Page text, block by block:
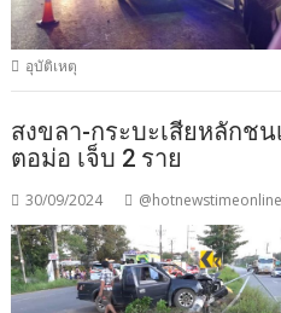
อุบัติเหตุ
สงขลา-กระบะเสียหลักชน
ตอม่อ เจ็บ 2 ราย
30/09/2024 @hotnewstimeonline